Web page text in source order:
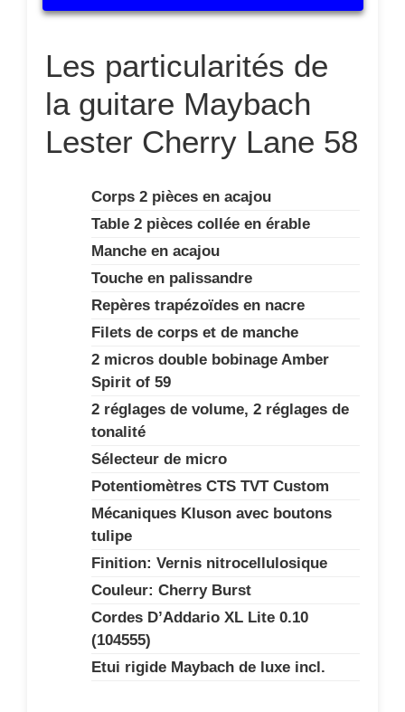
Les particularités de
la guitare Maybach
Lester Cherry Lane 58
Corps 2 pièces en acajou
Table 2 pièces collée en érable
Manche en acajou
Touche en palissandre
Repères trapézoïdes en nacre
Filets de corps et de manche
2 micros double bobinage Amber
Spirit of 59
2 réglages de volume, 2 réglages de
tonalité
Sélecteur de micro
Potentiomètres CTS TVT Custom
Mécaniques Kluson avec boutons
tulipe
Finition: Vernis nitrocellulosique
Couleur: Cherry Burst
Cordes D’Addario XL Lite 0.10
(104555)
Etui rigide Maybach de luxe incl.